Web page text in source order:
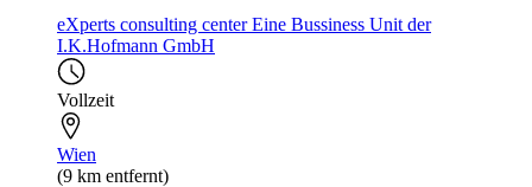
eXperts consulting center Eine Bussiness Unit der
I.K.Hofmann GmbH
Vollzeit
Wien
(9 km entfernt)